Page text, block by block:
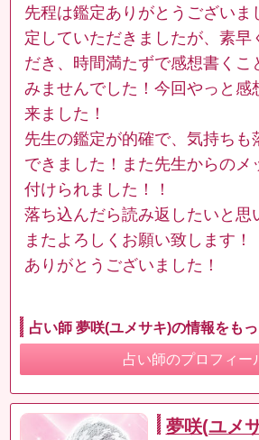
先程は鑑定ありがとうございま
定していただきましたが、素早
だき、時間満たずで感想書くこ
みませんでした！今回やっと感
来ました！
先生の鑑定が的確で、気持ちも
できました！また先生からのメ
付けられました！！
落ち込んだら読み返したいと思
またよろしくお願い致します！
ありがとうございました！
占い師 夢咲(ユメサキ)の情報をも
占い師のプロフィー
夢咲(ユメ